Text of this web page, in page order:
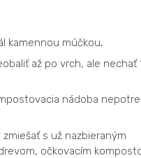
kamennou múčkou,
až po vrch, ale nechať
nádoba
zmiešať s už nazbieraným
očkovacím